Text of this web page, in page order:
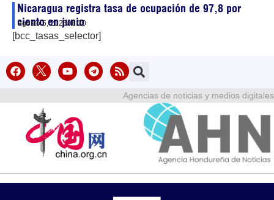
Nicaragua registra tasa de ocupación de 97,8 por
ciento en junio
agosto 5, 202606:20
[bcc_tasas_selector]
Agencias de noticias y medios digitales